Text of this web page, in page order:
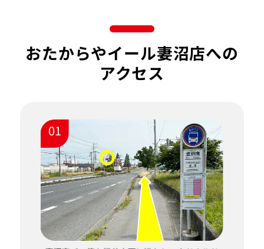
おたからやイール妻沼店への
アクセス
01